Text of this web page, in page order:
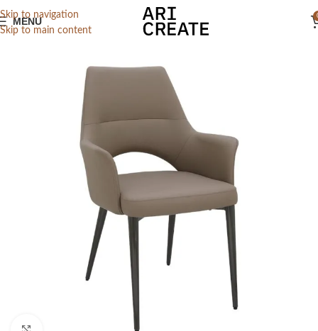
Skip to navigation
Skip to main content
MENU